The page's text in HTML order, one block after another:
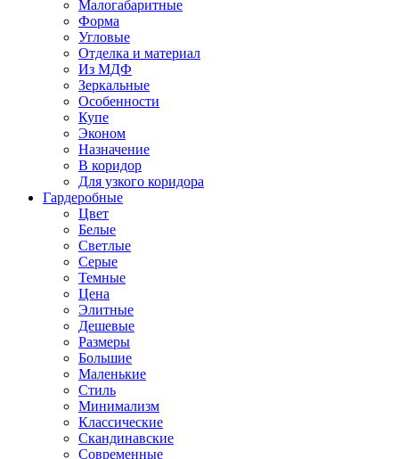
Малогабаритные
Форма
Угловые
Отделка и материал
Из МДФ
Зеркальные
Особенности
Купе
Эконом
Назначение
В коридор
Для узкого коридора
Гардеробные
Цвет
Белые
Светлые
Серые
Темные
Цена
Элитные
Дешевые
Размеры
Большие
Маленькие
Стиль
Минимализм
Классические
Скандинавские
Современные